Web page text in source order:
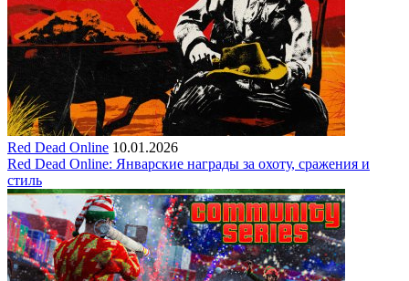
Red Dead Online 10.01.2026
Red Dead Online: Январские награды за охоту, сражения и
стиль